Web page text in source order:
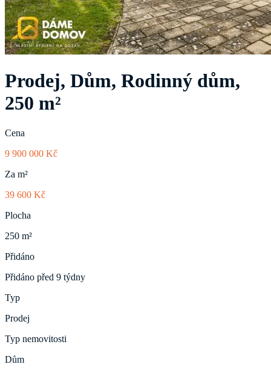
Prodej, Dům, Rodinný dům,
250 m²
Cena
9 900 000 Kč
Za m²
39 600 Kč
Plocha
250 m²
Přidáno
Přidáno před 9 týdny
Typ
Prodej
Typ nemovitosti
Dům